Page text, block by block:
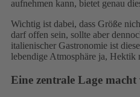
aufnehmen kann, bietet genau
Wichtig ist dabei, dass Größe
darf offen sein, sollte aber
italienischer Gastronomie ist
lebendige Atmosphäre ja, Hektik
Eine zentrale Lage macht